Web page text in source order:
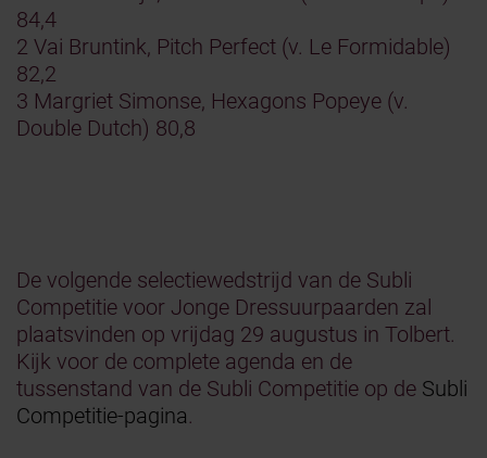
84,4
2 Vai Bruntink, Pitch Perfect (v. Le Formidable)
82,2
3 Margriet Simonse, Hexagons Popeye (v.
Double Dutch) 80,8
De volgende selectiewedstrijd van de Subli
Competitie voor Jonge Dressuurpaarden zal
plaatsvinden op vrijdag 29 augustus in Tolbert.
Kijk voor de complete agenda en de
tussenstand van de Subli Competitie op de Subli
Competitie-pagina.